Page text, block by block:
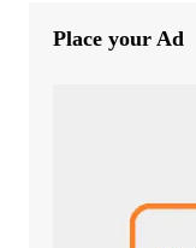
Place your Ad